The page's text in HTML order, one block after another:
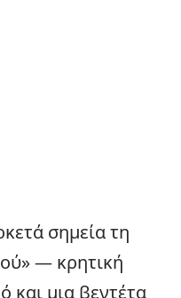
σημεία τη
— κρητική
και μια βεντέτα